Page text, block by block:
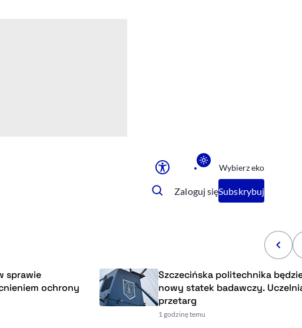
Wybierz eko
Zaloguj sięSubskrybuj
ochrony
Szczecińska politechnika będzie miała
nowy statek badawczy. Uczelnia
przetarg
1 godzinę temu